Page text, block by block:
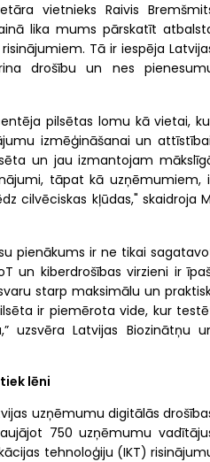
vietnieks Raivis
lika mums pārskatīt
Tā ir iespēja
drošību un nes
pilsētas lomu kā vietai,
izmēģināšanai un
un jau izmantojam
tāpat kā uzņēmumiem,
cilvēciskas kļūdas," skaidroja
pienākums ir ne tikai
un kiberdrošības virzieni ir
starp maksimālu un
ir piemērota vide, kur
uzsvēra Latvijas Biozinātņu
lēni
uzņēmumu digitālās
750 uzņēmumu
tehnoloģiju (IKT)